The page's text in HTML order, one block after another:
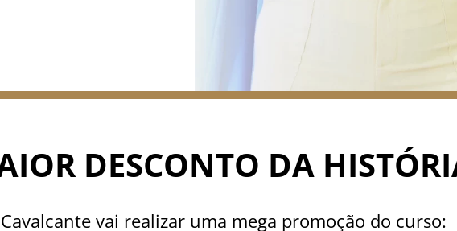
DESCONTO DA
vai realizar uma mega promoção do curso: